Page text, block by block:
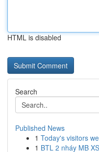
HTML is disabled
Search
Published News
1 Today's visitors
1 BTL 2 nháy MB